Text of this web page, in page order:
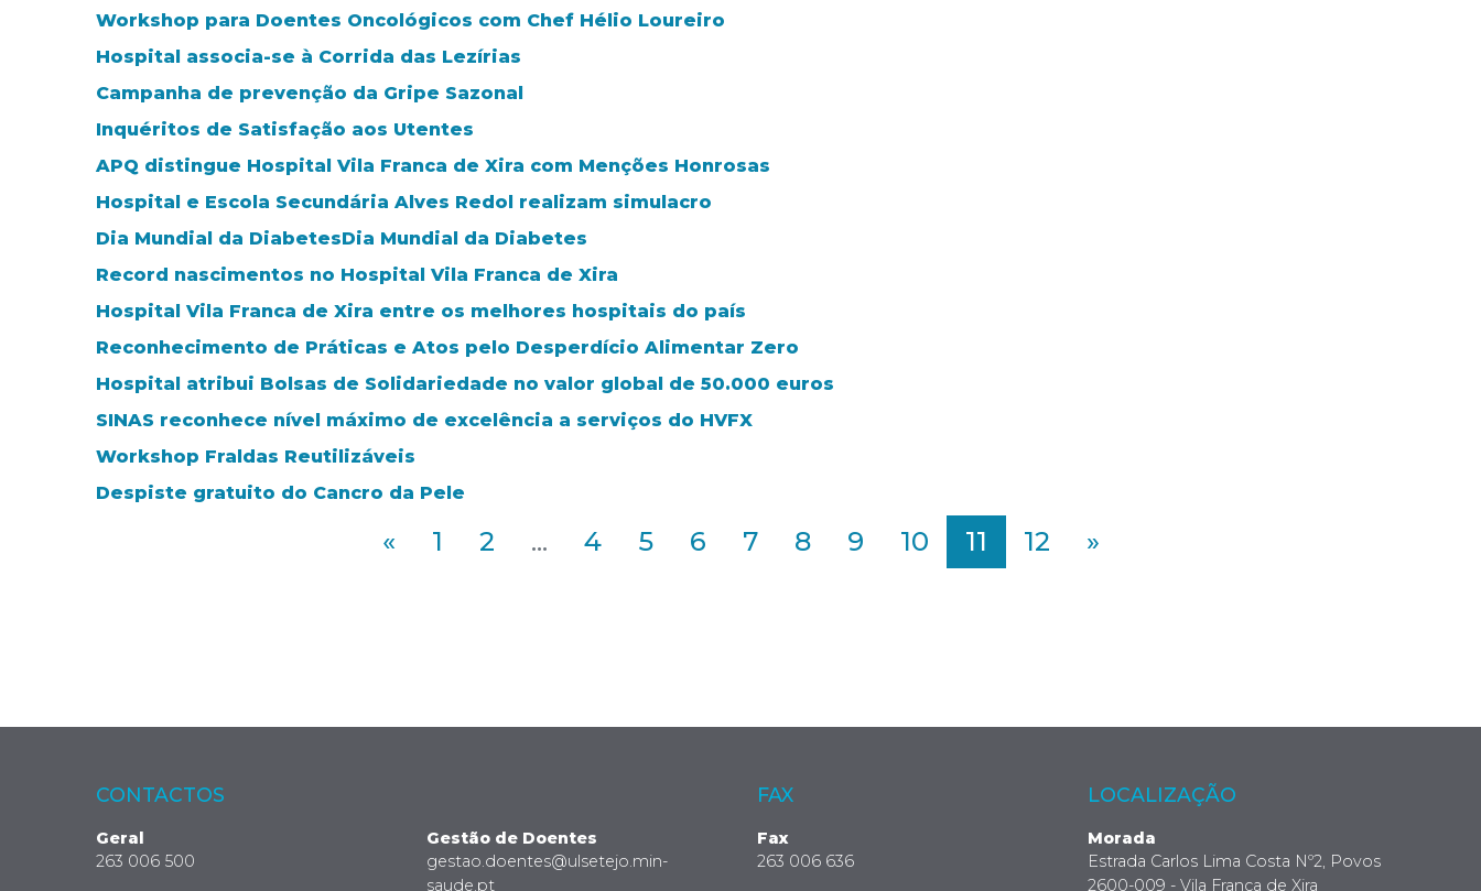
Workshop para Doentes Oncológicos com Chef Hélio Loureiro
Hospital associa-se à Corrida das Lezírias
Campanha de prevenção da Gripe Sazonal
Inquéritos de Satisfação aos Utentes
APQ distingue Hospital Vila Franca de Xira com Menções Honrosas
Hospital e Escola Secundária Alves Redol realizam simulacro
Dia Mundial da DiabetesDia Mundial da Diabetes
Record nascimentos no Hospital Vila Franca de Xira
Hospital Vila Franca de Xira entre os melhores hospitais do país
Reconhecimento de Práticas e Atos pelo Desperdício Alimentar Zero
Hospital atribui Bolsas de Solidariedade no valor global de 50.000 euros
SINAS reconhece nível máximo de excelência a serviços do HVFX
Workshop Fraldas Reutilizáveis
Despiste gratuito do Cancro da Pele
« 1 2 ... 4 5 6 7 8 9 10 11 12 »
CONTACTOS
Geral
263 006 500
Gestão de Doentes
gestao.doentes@ulsetejo.min-
saude.pt
FAX
Fax
263 006 636
LOCALIZAÇÃO
Morada
Estrada Carlos Lima Costa Nº2, Povos
2600-009 - Vila Franca de Xira